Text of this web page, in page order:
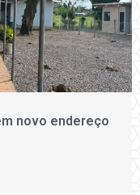
novo endereço